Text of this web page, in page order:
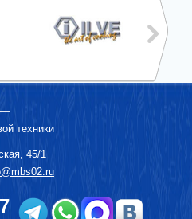
—
техники
45/1